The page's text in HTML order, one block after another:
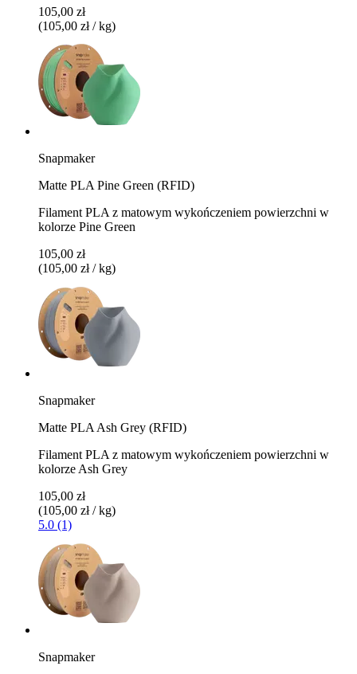
105,00 zł
(105,00 zł / kg)
Snapmaker
Matte PLA Pine Green (RFID)
Filament PLA z matowym wykończeniem powierzchni w
kolorze Pine Green
105,00 zł
(105,00 zł / kg)
Snapmaker
Matte PLA Ash Grey (RFID)
Filament PLA z matowym wykończeniem powierzchni w
kolorze Ash Grey
105,00 zł
(105,00 zł / kg)
5.0 (1)
Snapmaker